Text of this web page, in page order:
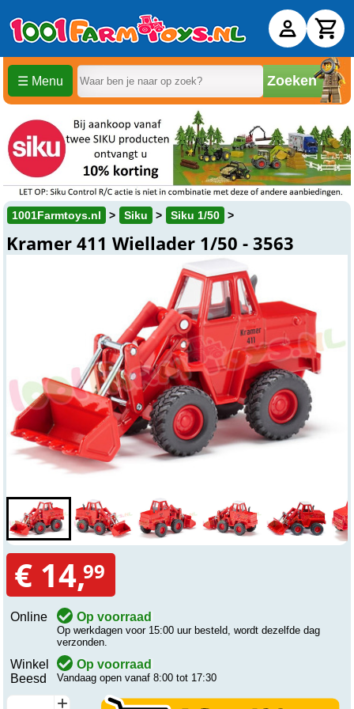
☰ Menu Zoeken
1001Farmtoys.nl Siku Siku 1/50
Kramer 411 Wiellader 1/50 - 3563
€ 14,99
Online Op voorraad
Op werkdagen voor 15:00 uur besteld, wordt dezelfde dag
verzonden.
Winkel
Beesd
Op voorraad
Vandaag open vanaf 8:00 tot 17:30
+